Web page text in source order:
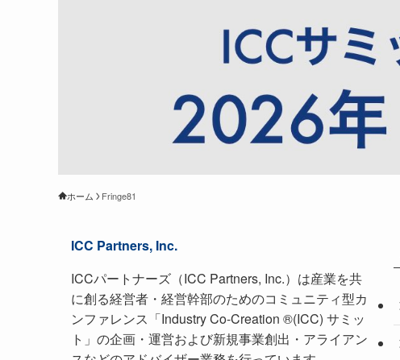
ホーム Fringe81
ICC Partners, Inc.
ICCパートナーズ（ICC Partners, Inc.）は産業を共
に創る経営者・経営幹部のためのコミュニティ型カ
ンファレンス「Industry Co-Creation ®(ICC) サミッ
ト」の企画・運営および新規事業創出・アライアン